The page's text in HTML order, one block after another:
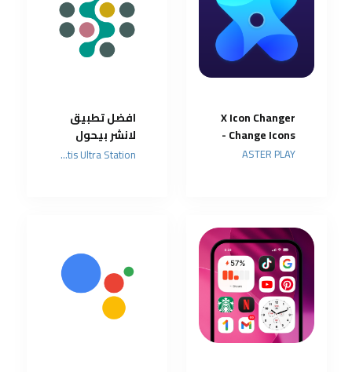
X Icon Changer
- Change Icons
ASTER PLAY
افضل تطبيق
لانشر بيحول
شكل تليفونكAtlantis Ultra Station